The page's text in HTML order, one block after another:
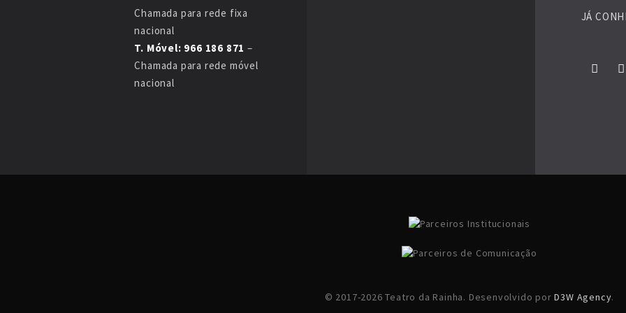
Chamada para rede fixa
nacional
T. Móvel: 966 186 871 –
Chamada para rede móvel
nacional
JÁ
© 2017-2026 Teatro da Rainha. Desenvolvido porD3W Agency.